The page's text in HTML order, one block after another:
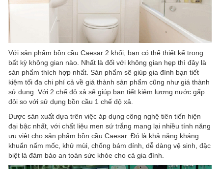
Với sản phẩm bồn cầu Caesar 2 khối, bạn có thể thiết kế trong
bất kỳ không gian nào. Nhất là đối với không gian hẹp thì đây là
sản phẩm thích hợp nhất. Sản phẩm sẽ giúp gia đình bạn tiết
kiệm tối đa chi phí cả về giá thành sản phẩm cũng như giá thành
sử dụng. Với 2 chế độ xả sẽ giúp bạn tiết kiệm lượng nước gấp
đôi so với sử dụng bồn cầu 1 chế độ xả.
Được sản xuất dựa trên việc áp dụng công nghệ tiên tiến hiện
đại bậc nhất, với chất liệu men sứ trắng mang lại nhiều tính năng
ưu việt cho sản phẩm bồn cầu Caesar. Đó là khả năng kháng
khuẩn nấm mốc, khử mùi, chống bám dính, dễ dàng vệ sinh, đặc
biệt là đảm bảo an toàn sức khỏe cho cả gia đình.